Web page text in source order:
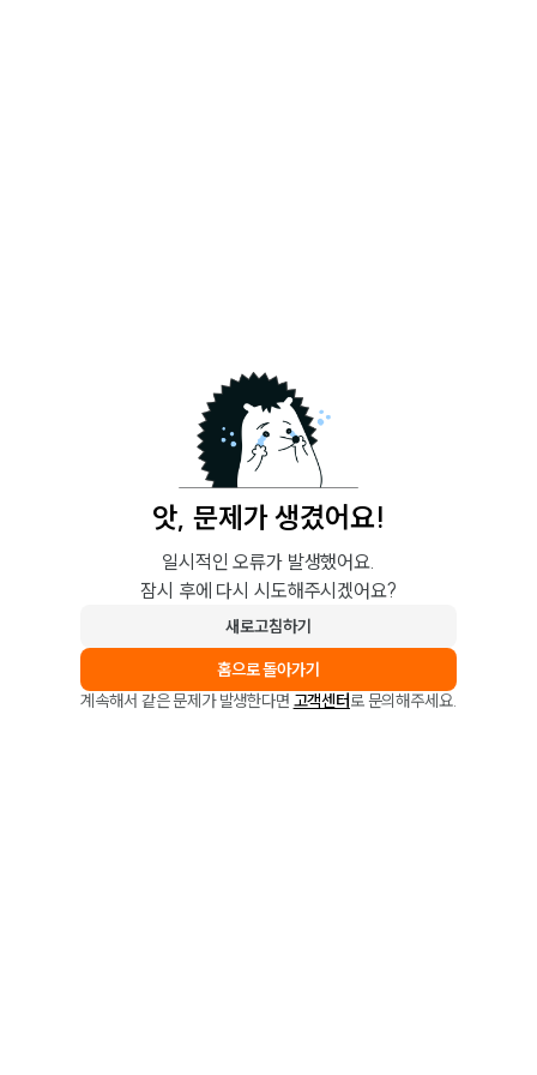
앗, 문제가 생겼어요!
일시적인 오류가 발생했어요.
잠시 후에 다시 시도해주시겠어요?
새로고침하기
홈으로 돌아가기
계속해서 같은 문제가 발생한다면 고객센터로 문의해주세요.